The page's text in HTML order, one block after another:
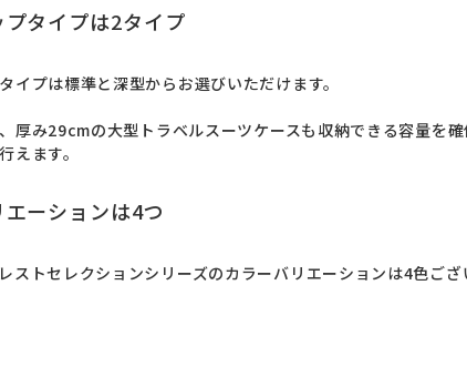
プタイプは2タイプ
イプは標準と深型からお選びいただけます。
厚み29cmの大型トラベルスーツケースも収納できる容量を
えます。
ーションは4つ
ストセレクションシリーズのカラーバリエーションは4色ご